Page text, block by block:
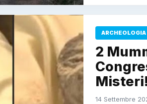
ARCHEOLOGIA
2
Misteri!
14 Settembre